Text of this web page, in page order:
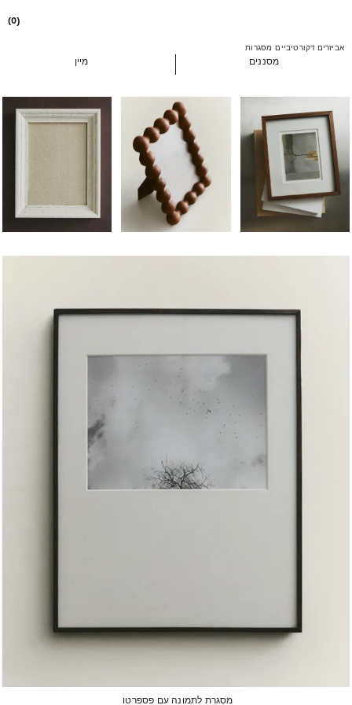
(0)
אביזרים דקורטיביים מסגרות
מסננים מיין
שונתה ל- 1 מתוך 6 התמונה שונתה ל- 1 מתוך 5 התמונה שונתה ל- 1 מתוך 7
מסגרת לתמונה עם פספרטו
התמונה שונתה ל- 1 מתוך 7